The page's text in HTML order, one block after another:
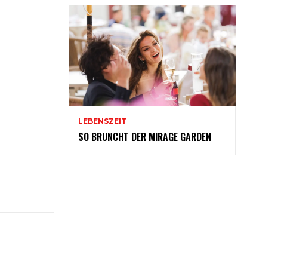
LEBENSZEIT
SO BRUNCHT DER MIRAGE GARDEN